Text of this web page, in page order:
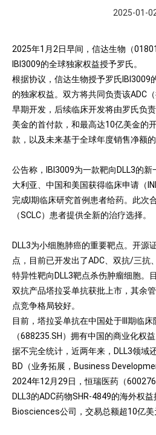
2025-01-
2025年1月2日早间，信达生物（
IBI3009的全球独家权益授予罗氏。
根据协议，信达生物授予罗氏IBI3009
的独家权益。双方将共同负责该ADC
早期开发，后续临床开发将由罗氏负
美金的首付款，和最高达10亿美金的
款，以及未来基于全球年度销售净额的
公告称，IBI3009为一款靶向DLL3的新
大利亚、中国和美国获得临床申请（
完成I期临床研究首例患者给药。此次
（SCLC）患者提供全新的治疗选择。
DLL3为小细胞肺癌的重要靶点。开源
点，目前已开发出了ADC、双抗/三抗
特异性靶向DLL3靶点杀伤肿瘤细胞。
双抗产品塔拉妥单抗获批上市，其余
点竞争格局较好。
目前，塔拉妥单抗在中国处于III期临床
（688235.SH）拥有中国的商业化权益
据不完全统计，近两年来，DLL3领域
BD（业务拓展，Business
2024年12月29日，恒瑞医药（
DLL3的ADC药物SHR-4849的海外权益
Biosciences公司，交易总额超10亿美